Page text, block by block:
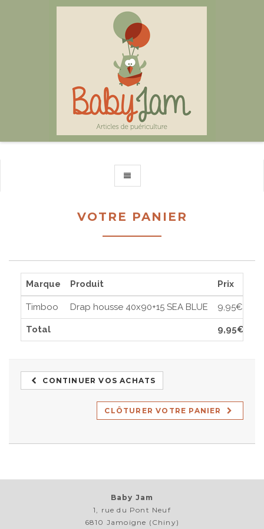
VOTRE PANIER
Marque Produit Prix
Timboo Drap housse 40x90+15 SEA BLUE 9,95€
Total 9,95€
CONTINUER VOS ACHATS
CLÔTURER VOTRE PANIER
Baby Jam
1, rue du Pont Neuf
6810 Jamoigne (Chiny)